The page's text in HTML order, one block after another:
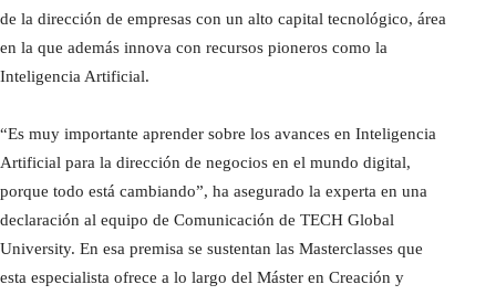
de la dirección de empresas con un alto capital tecnológico, área
en la que además innova con recursos pioneros como la
Inteligencia Artificial.
“Es muy importante aprender sobre los avances en Inteligencia
Artificial para la dirección de negocios en el mundo digital,
porque todo está cambiando”, ha asegurado la experta en una
declaración al equipo de Comunicación de TECH Global
University. En esa premisa se sustentan las Masterclasses que
esta especialista ofrece a lo largo del Máster en Creación y